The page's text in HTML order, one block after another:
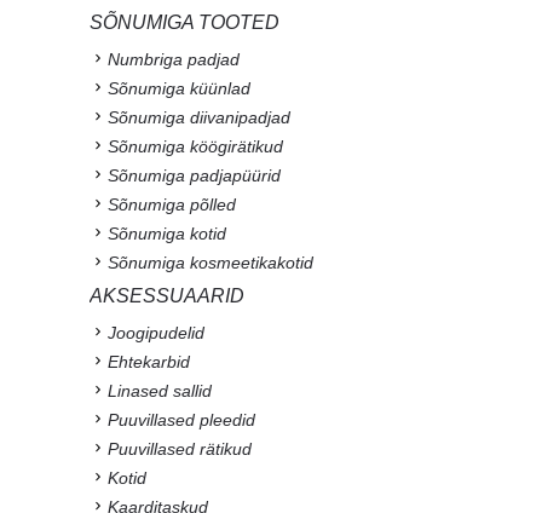
SÕNUMIGA TOOTED
Numbriga padjad
Sõnumiga küünlad
Sõnumiga diivanipadjad
Sõnumiga köögirätikud
Sõnumiga padjapüürid
Sõnumiga põlled
Sõnumiga kotid
Sõnumiga kosmeetikakotid
AKSESSUAARID
Joogipudelid
Ehtekarbid
Linased sallid
Puuvillased pleedid
Puuvillased rätikud
Kotid
Kaarditaskud